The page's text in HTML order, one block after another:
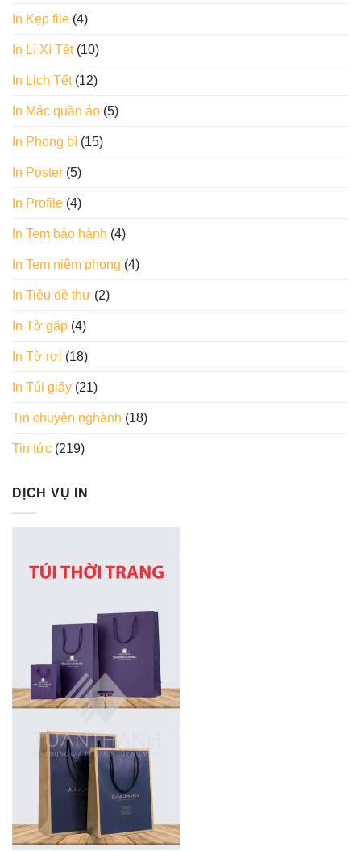
In Kẹp file (4)
In Lì Xì Tết(10)
In Lịch Tết(12)
In Mác quần áo (5)
In Phong bì (15)
In Poster (5)
In Profile (4)
In Tem bảo hành (4)
In Tem niêm phong (4)
In Tiêu đề thư (2)
In Tờ gấp (4)
In Tờ rơi (18)
In Túi giấy (21)
Tin chuyên nghành (18)
Tin tức (219)
DỊCH VỤ IN